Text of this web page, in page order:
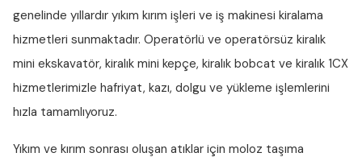
genelinde yıllardır yıkım kırım işleri ve iş makinesi kiralama
hizmetleri sunmaktadır. Operatörlü ve operatörsüz kiralık
mini ekskavatör, kiralık mini kepçe, kiralık bobcat ve kiralık 1CX
hizmetlerimizle hafriyat, kazı, dolgu ve yükleme işlemlerini
hızla tamamlıyoruz.
Yıkım ve kırım sonrası oluşan atıklar için moloz taşıma